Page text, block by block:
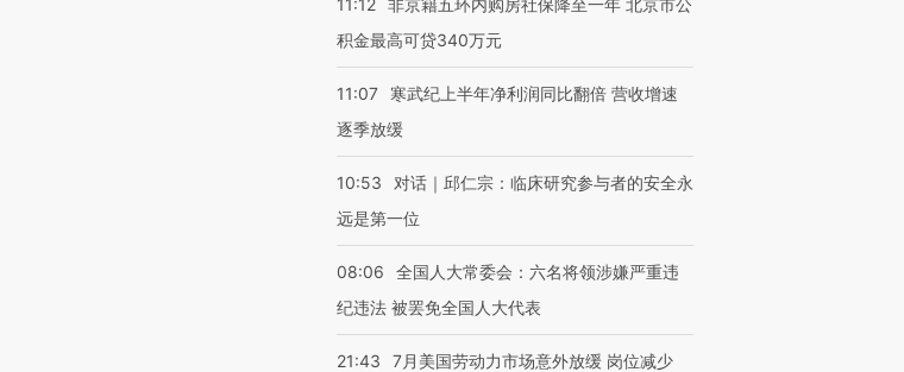
11:12 非京籍五环内购房社保降至一年 北京市公
积金最高可贷340万元
11:07
寒武纪上半年净利润同比翻倍 营收增速
逐季放缓
10:53
对话｜邱仁宗：临床研究参与者的安全永
远是第一位
08:06
全国人大常委会：六名将领涉嫌严重违
纪违法 被罢免全国人大代表
21:43
7月美国劳动力市场意外放缓 岗位减少